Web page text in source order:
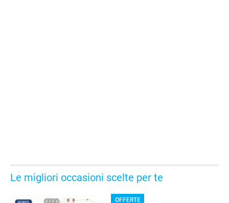
Le migliori occasioni scelte per te
OFFERTE